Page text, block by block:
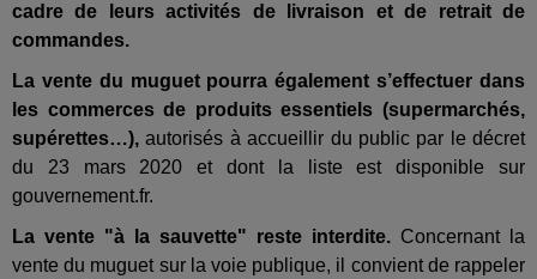
cadre de leurs activités de livraison
et de retrait de
commandes.
La vente du muguet pourra également s’effectuer dans
les commerces de produits essentiels (supermarchés,
supérettes…), autorisés à accueillir du public par le décret
du 23 mars 2020 et dont la liste est disponible sur
gouvernement.fr.
La vente "à la sauvette" reste interdite. Concernant la
vente du muguet sur la voie publique, il convient de rappeler